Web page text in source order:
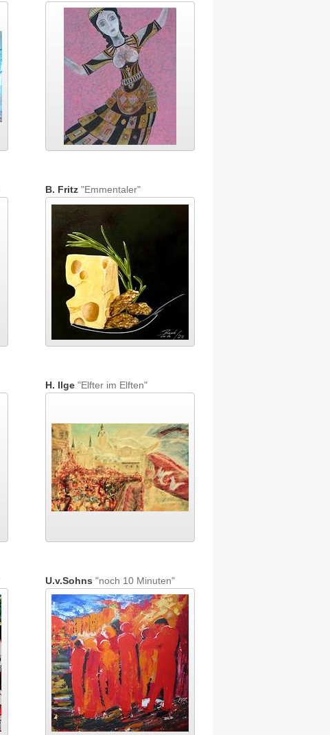
B. Fritz"Emmentaler"
H. Ilge"Elfter im Elften"
U.v.Sohns "noch 10 Minuten"